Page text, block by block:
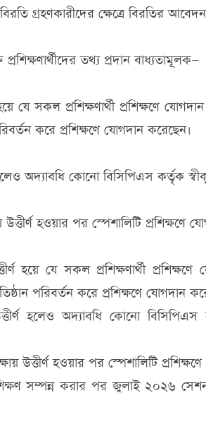
গ্রহণকারীদের ক্ষেত্রে বিরতির
তথ্য প্রদান বাধ্যতামূলক—
যে সকল প্রশিক্ষণার্থী প্রশিক্ষণে
করে প্রশিক্ষণে যোগদান করেছেন।
অদ্যাবধি কোনো বিসিপিএস কর্তৃক
হওয়ার পর স্পেশালিটি প্রশিক্ষণে
হয়ে যে সকল প্রশিক্ষণার্থী প্রশিক্ষণে
পরিবর্তন করে প্রশিক্ষণে যোগদান
হলেও অদ্যাবধি কোনো বিসিপিএস
উত্তীর্ণ হওয়ার পর স্পেশালিটি
সম্পন্ন করার পর জুলাই ২০২৬ সেশন